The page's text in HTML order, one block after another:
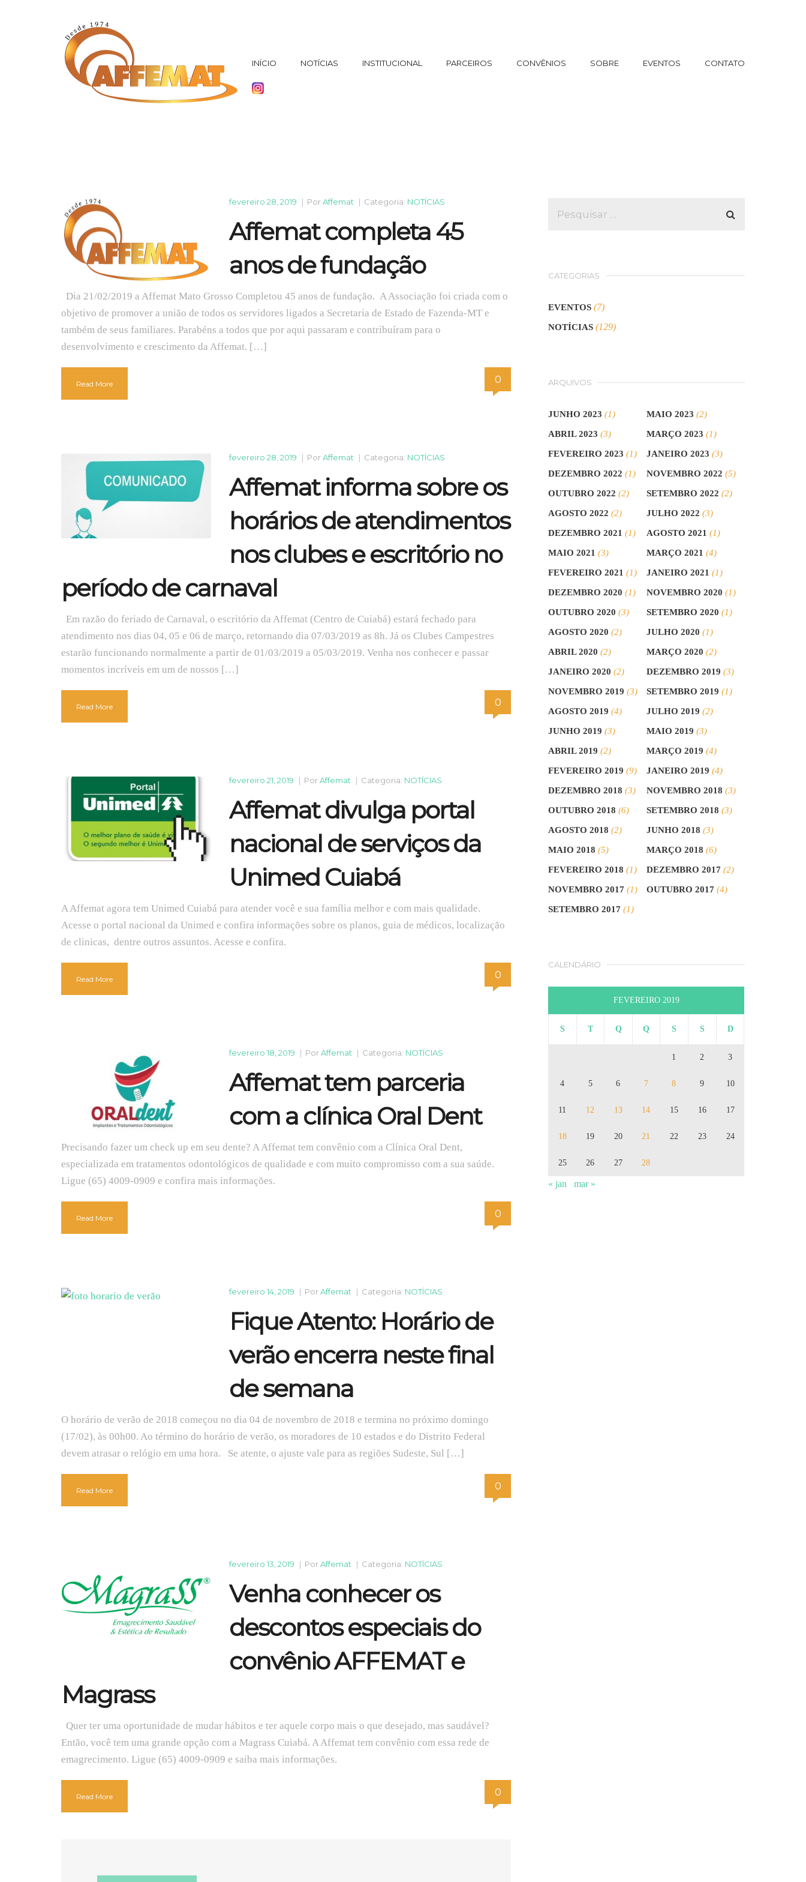
INÍCIO NOTÍCIAS INSTITUCIONAL PARCEIROS CONVÊNIOS SOBRE EVENTOS CONTATO
fevereiro 28, 2019 | PorAffemat | Categoria: NOTÍCIAS
Affemat completa 45
anos de fundação
Dia 21/02/2019 a Affemat Mato Grosso Completou 45 anos de fundação. A Associação foi criada com o
objetivo de promover a união de todos os servidores ligados a Secretaria de Estado de Fazenda-MT e
também de seus familiares. Parabéns a todos que por aqui passaram e contribuíram para o
desenvolvimento e crescimento da Affemat. […]
Read More 0
fevereiro 28, 2019 | PorAffemat | Categoria: NOTÍCIAS
Affemat informa sobre os
horários de atendimentos
nos clubes e escritório no
período de carnaval
Em razão do feriado de Carnaval, o escritório da Affemat (Centro de Cuiabá) estará fechado para
atendimento nos dias 04, 05 e 06 de março, retornando dia 07/03/2019 as 8h. Já os Clubes Campestres
estarão funcionando normalmente a partir de 01/03/2019 a 05/03/2019. Venha nos conhecer e passar
momentos incríveis em um de nossos […]
Read More 0
fevereiro 21, 2019 | PorAffemat | Categoria: NOTÍCIAS
Affemat divulga portal
nacional de serviços da
Unimed Cuiabá
A Affemat agora tem Unimed Cuiabá para atender você e sua família melhor e com mais qualidade.
Acesse o portal nacional da Unimed e confira informações sobre os planos, guia de médicos, localização
de clinicas, dentre outros assuntos. Acesse e confira.
Read More 0
fevereiro 18, 2019 | PorAffemat | Categoria: NOTÍCIAS
Affemat tem parceria
com a clínica Oral Dent
Precisando fazer um check up em seu dente? A Affemat tem convênio com a Clínica Oral Dent,
especializada em tratamentos odontológicos de qualidade e com muito compromisso com a sua saúde.
Ligue (65) 4009-0909 e confira mais informações.
Read More 0
fevereiro 14, 2019 | PorAffemat | Categoria: NOTÍCIAS
Fique Atento: Horário de
verão encerra neste final
de semana
O horário de verão de 2018 começou no dia 04 de novembro de 2018 e termina no próximo domingo
(17/02), às 00h00. Ao término do horário de verão, os moradores de 10 estados e do Distrito Federal
devem atrasar o relógio em uma hora. Se atente, o ajuste vale para as regiões Sudeste, Sul […]
Read More 0
fevereiro 13, 2019 | PorAffemat | Categoria: NOTÍCIAS
Venha conhecer os
descontos especiais do
convênio AFFEMAT e
Magrass
Quer ter uma oportunidade de mudar hábitos e ter aquele corpo mais o que desejado, mas saudável?
Então, você tem uma grande opção com a Magrass Cuiabá. A Affemat tem convênio com essa rede de
emagrecimento. Ligue (65) 4009-0909 e saiba mais informações.
Read More 0
CATEGORIAS
EVENTOS (7)
NOTÍCIAS (129)
ARQUIVOS
JUNHO 2023 (1) MAIO 2023 (2)
ABRIL 2023 (3) MARÇO 2023 (1)
FEVEREIRO 2023 (1) JANEIRO 2023 (3)
DEZEMBRO 2022 (1) NOVEMBRO 2022 (5)
OUTUBRO 2022 (2) SETEMBRO 2022 (2)
AGOSTO 2022 (2) JULHO 2022 (3)
DEZEMBRO 2021 (1) AGOSTO 2021 (1)
MAIO 2021 (3) MARÇO 2021 (4)
FEVEREIRO 2021 (1) JANEIRO 2021 (1)
DEZEMBRO 2020 (1) NOVEMBRO 2020 (1)
OUTUBRO 2020 (3) SETEMBRO 2020 (1)
AGOSTO 2020 (2) JULHO 2020 (1)
ABRIL 2020 (2) MARÇO 2020 (2)
JANEIRO 2020 (2) DEZEMBRO 2019 (3)
NOVEMBRO 2019 (3) SETEMBRO 2019 (1)
AGOSTO 2019 (4) JULHO 2019 (2)
JUNHO 2019 (3) MAIO 2019 (3)
ABRIL 2019 (2) MARÇO 2019 (4)
FEVEREIRO 2019 (9) JANEIRO 2019 (4)
DEZEMBRO 2018 (3) NOVEMBRO 2018 (3)
OUTUBRO 2018 (6) SETEMBRO 2018 (3)
AGOSTO 2018 (2) JUNHO 2018 (3)
MAIO 2018 (5) MARÇO 2018 (6)
FEVEREIRO 2018 (1) DEZEMBRO 2017 (2)
NOVEMBRO 2017 (1) OUTUBRO 2017 (4)
SETEMBRO 2017 (1)
CALENDÁRIO
FEVEREIRO 2019
S T Q Q S S D
1 2 3
4 5 6 7 8 9 10
11 12 13 14 15 16 17
18 19 20 21 22 23 24
25 26 27 28
« jan mar »